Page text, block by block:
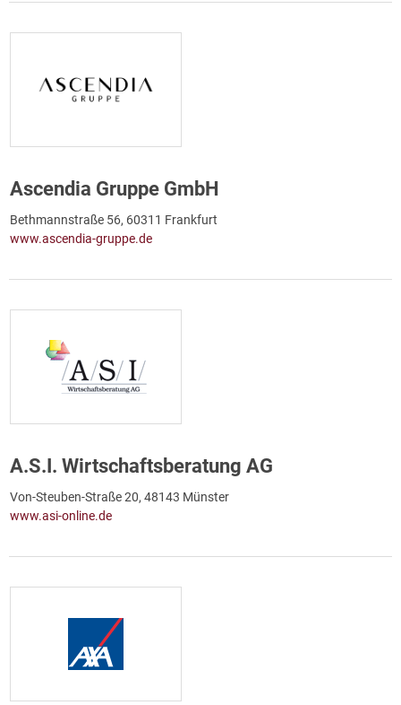
Ascendia Gruppe GmbH
Bethmannstraße 56, 60311 Frankfurt
www.ascendia-gruppe.de
A.S.I. Wirtschaftsberatung AG
Von-Steuben-Straße 20, 48143 Münster
www.asi-online.de